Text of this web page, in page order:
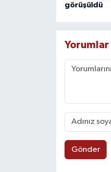
görüşüldü
Yorumlar
Gönder